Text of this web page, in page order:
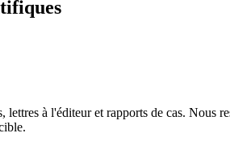
lettres à l'éditeur et rapports de cas.